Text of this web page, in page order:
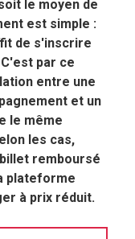
le moyen de
est simple :
de s'inscrire
par ce
entre une
et un
le même
les cas,
remboursé
plateforme
à prix réduit.